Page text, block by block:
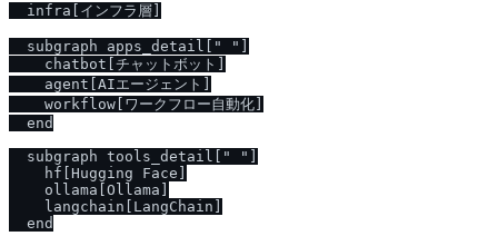
  infra[インフラ層]
  subgraph apps_detail[" "]
    chatbot[チャットボット]
    agent[AIエージェント]
    workflow[ワークフロー自動化]
  end
  subgraph tools_detail[" "]
    hf[Hugging Face]
    ollama[Ollama]
    langchain[LangChain]
  end